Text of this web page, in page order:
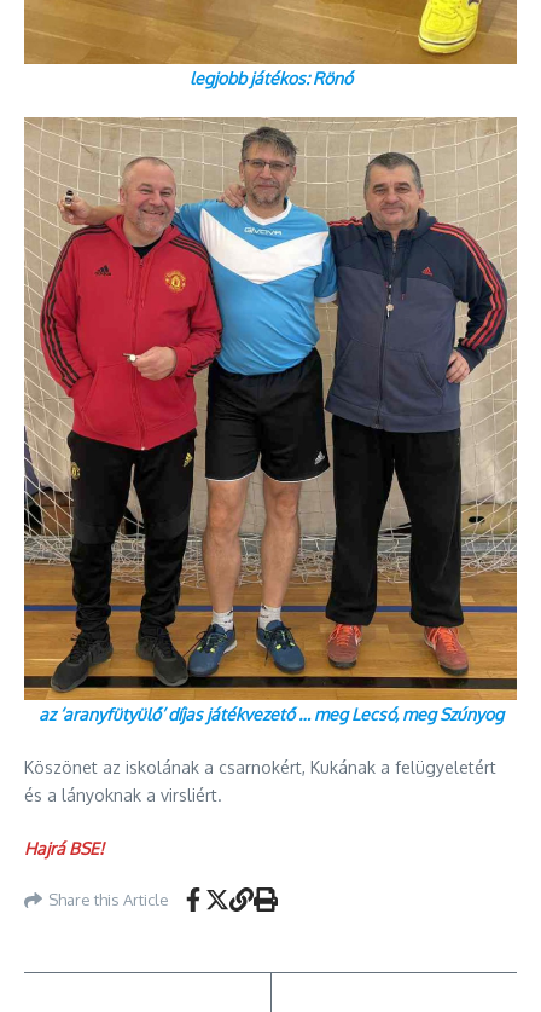
legjobb játékos: Rönó
az ‘aranyfütyülő’ díjas játékvezető … meg Lecsó, meg Szúnyog
Köszönet az iskolának a csarnokért, Kukának a felügyeletért
és a lányoknak a virsliért.
Hajrá BSE!
Share this Article